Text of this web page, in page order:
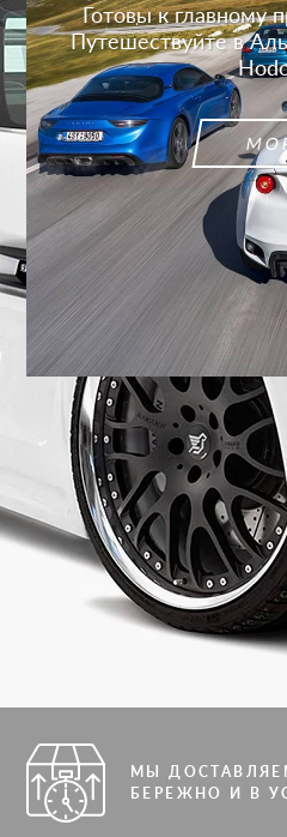
Готовы к главному
Путешествуйте в
МЫ
БЕРЕЖНО И В